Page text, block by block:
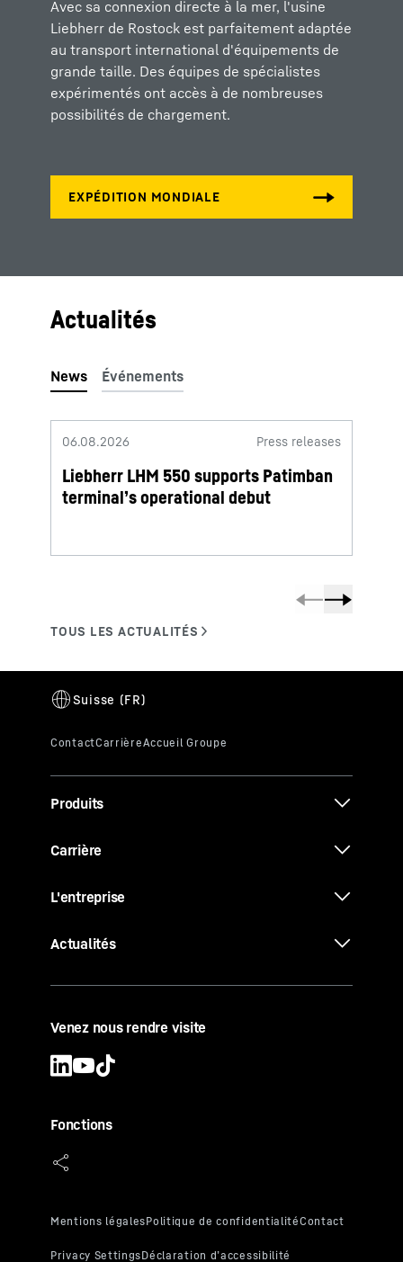
Avec sa connexion directe à la mer, l'usine
Liebherr de Rostock est parfaitement adaptée
au transport international d'équipements de
grande taille. Des équipes de spécialistes
expérimentés ont accès à de nombreuses
possibilités de chargement.
Actualités
06.08.2026 Press releases
Liebherr LHM 550 supports Patimban
terminal’s operational debut
Produits
Carrière
L'entreprise
Actualités
Venez nous rendre visite
Fonctions